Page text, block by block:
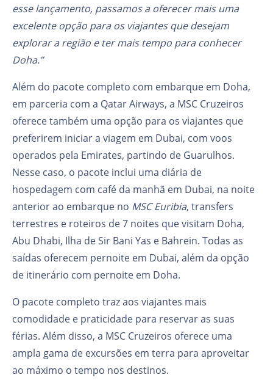
esse lançamento, passamos a oferecer mais uma
excelente opção para os viajantes que desejam
explorar a região e ter mais tempo para conhecer
Doha.”
Além do pacote completo com embarque em Doha,
em parceria com a Qatar Airways, a MSC Cruzeiros
oferece também uma opção para os viajantes que
preferirem iniciar a viagem em Dubai, com voos
operados pela Emirates, partindo de Guarulhos.
Nesse caso, o pacote inclui uma diária de
hospedagem com café da manhã em Dubai, na noite
anterior ao embarque no MSC Euribia, transfers
terrestres e roteiros de 7 noites que visitam Doha,
Abu Dhabi, Ilha de Sir Bani Yas e Bahrein. Todas as
saídas oferecem pernoite em Dubai, além da opção
de itinerário com pernoite em Doha.
O pacote completo traz aos viajantes mais
comodidade e praticidade para reservar as suas
férias. Além disso, a MSC Cruzeiros oferece uma
ampla gama de excursões em terra para aproveitar
ao máximo o tempo nos destinos.